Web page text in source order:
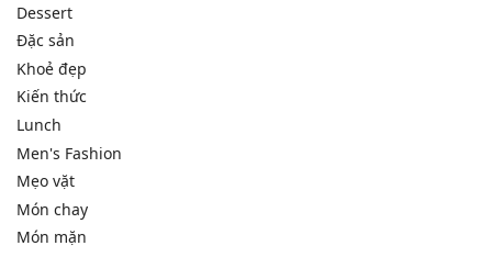
Dessert
Đặc sản
Khoẻ đẹp
Kiến thức
Lunch
Men's Fashion
Mẹo vặt
Món chay
Món mặn